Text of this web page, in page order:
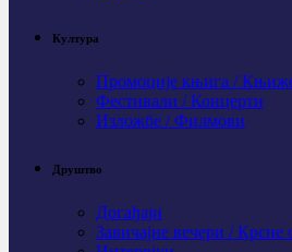
Култура
Промоције књига /
Фестивали / Концерти
Изложбе / Филмови
Друштво
Догађаји
Завичајне вечери / Крсне